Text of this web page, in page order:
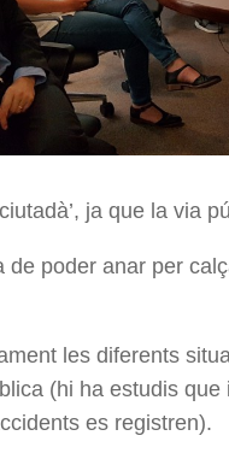
ja que la via
de poder anar per
les diferents
(hi ha estudis
es registren).